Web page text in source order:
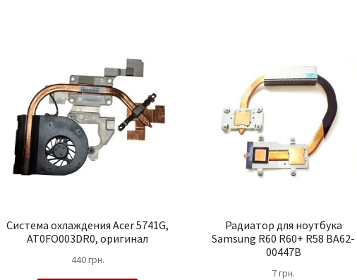
Система охлаждения Acer 5741G,
AT0FO003DR0, оригинал
440грн.
Радиатор для ноутбука
Samsung R60 R60+ R58 BA62-
00447B
7грн.